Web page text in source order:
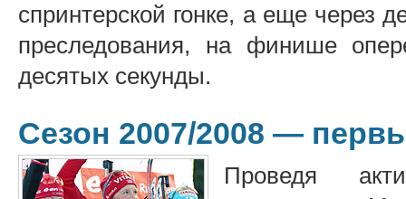
спринтерской гонке, а еще через
преследования, на финише
десятых секунды.
Сезон 2007/2008 —
Проведя